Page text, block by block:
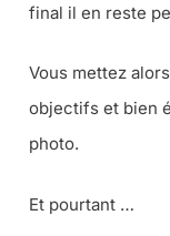
final il en reste
Vous mettez
objectifs et bien
photo.
Et pourtant …